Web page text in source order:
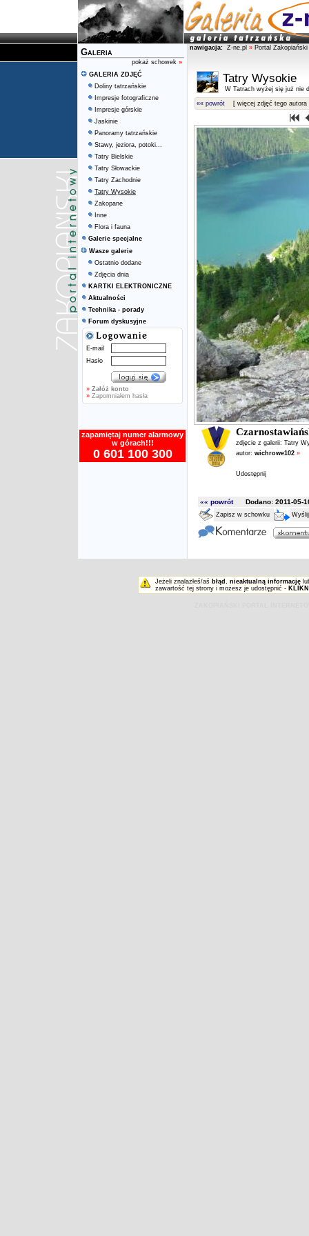
Galeria
pokaż schowek »
GALERIA ZDJĘĆ
Doliny tatrzańskie
Impresje fotograficzne
Impresje górskie
Jaskinie
Panoramy tatrzańskie
Stawy, jeziora, potoki...
Tatry Bielskie
Tatry Słowackie
Tatry Zachodnie
Tatry Wysokie
Zakopane
Inne
Flora i fauna
Galerie specjalne
Wasze galerie
Ostatnio dodane
Zdjęcia dnia
KARTKI ELEKTRONICZNE
Aktualności
Technika - porady
Forum dyskusyjne
E-mail
Hasło
» Załóż konto
» Zapomniałem hasła
zapamiętaj numer alarmowy
w górach!!!
0 601 100 300
nawigacja: Z-ne.pl » Portal Zakopiański
Tatry Wysokie
W Tatrach wyżej się już nie
«« powrót [ więcej zdjęć tego autora
zdjęcie z galerii: Tatry
autor: wichrowe102 »
Udostępnij
«« powrótDodano: 2011-05-
Zapisz w schowku
Jeżeli znalazłeś/aś błąd , nieaktualną informację
zawartość tej strony i możesz je udostępnić -